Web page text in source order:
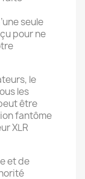
seule
pour ne
le
les
être
fantôme
XLR
et de